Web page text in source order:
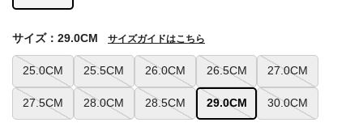
25.0CM 25.5CM 26.0CM 26.5CM 27.0CM
27.5CM 28.0CM 28.5CM 29.0CM 30.0CM
サイズ：29.0CM サイズガイドはこちら